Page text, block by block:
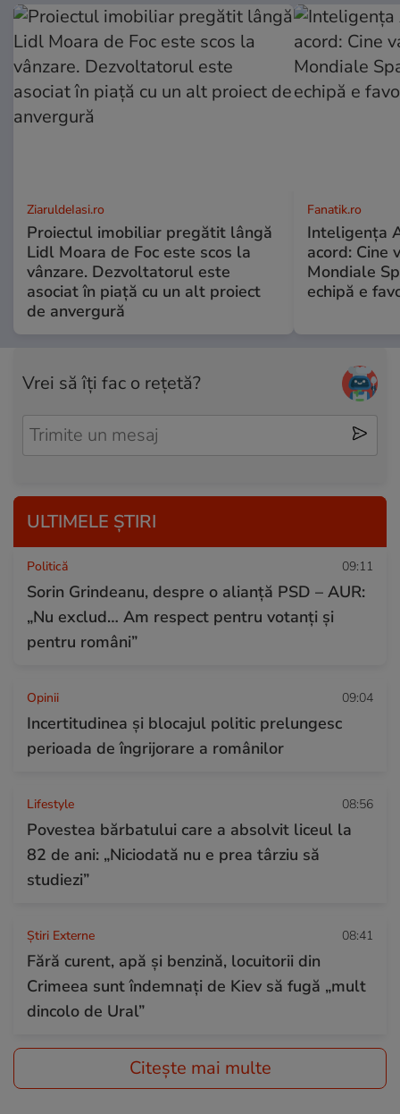
ZiaruldeIasi.ro
Proiectul imobiliar pregătit lângă
Lidl Moara de Foc este scos la
vânzare. Dezvoltatorul este
asociat în piață cu un alt proiect
de anvergură
Fanatik.ro
Inteligența
acord: Cine
Mondiale
echipă e
Vrei să îți fac o rețetă?
ULTIMELE ȘTIRI
Politică 09:11
Sorin Grindeanu, despre o alianță PSD – AUR:
„Nu exclud… Am respect pentru votanți și
pentru români”
Opinii 09:04
Incertitudinea și blocajul politic prelungesc
perioada de îngrijorare a românilor
Lifestyle 08:56
Povestea bărbatului care a absolvit liceul la
82 de ani: „Niciodată nu e prea târziu să
studiezi”
Știri Externe 08:41
Fără curent, apă și benzină, locuitorii din
Crimeea sunt îndemnați de Kiev să fugă „mult
dincolo de Ural”
Citește mai multe